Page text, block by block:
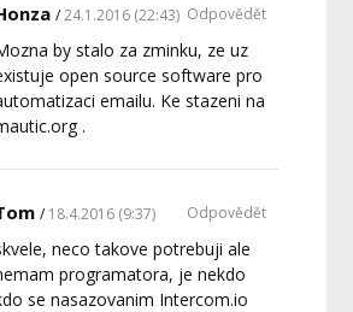
24.1.2016 (22:43)
by stalo za zminku, ze uz
open source software pro
emailu. Ke stazeni na
.
Odpovědět
18.4.2016 (9:37)
neco takove potrebuji ale
programatora, je nekdo
se nasazovanim Intercom.io
Odpovědět